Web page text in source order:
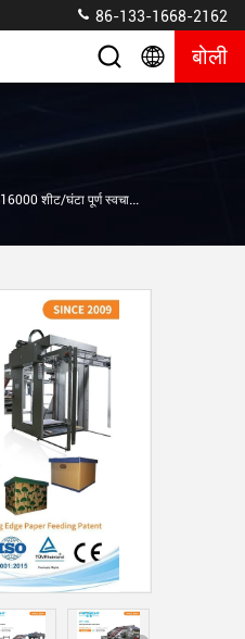
86-133-1668-2162
बोली
16000 शीट/घंटा पूर्ण स्वचालित कार्डबोर्ड नालीदार कागज फ्लोट लैमिनेशन मशीन